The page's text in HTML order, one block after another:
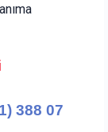
388 07